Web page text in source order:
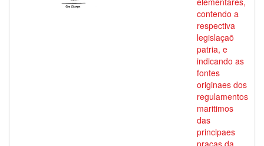
contendo a
respectiva
legislaçaõ
patria, e
indicando as
fontes
originaes dos
regulamentos
maritimos
das
principaes
praças da